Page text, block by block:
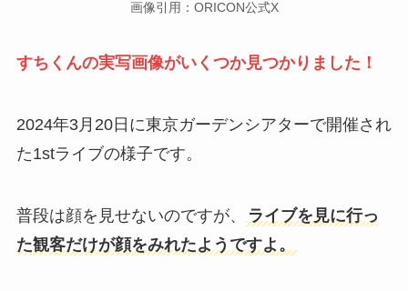
画像引用：ORICON公式X
すちくんの実写画像がいくつか見つかりました！
2024年3月20日に東京ガーデンシアターで開催され
た1stライブの様子です。
普段は顔を見せないのですが、
ライブを見に行っ
た観客だけが顔をみれたようですよ。